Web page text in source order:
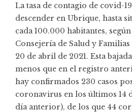
La tasa de contagio de covid-
descender en Ubrique, hasta
cada 100.000 habitantes,
Consejería de Salud y Familias
20 de abril de 2021. Esta
menos que en el registro
hay confirmados 230 casos
coronavirus en los últimos 14
día anterior), de los que 44